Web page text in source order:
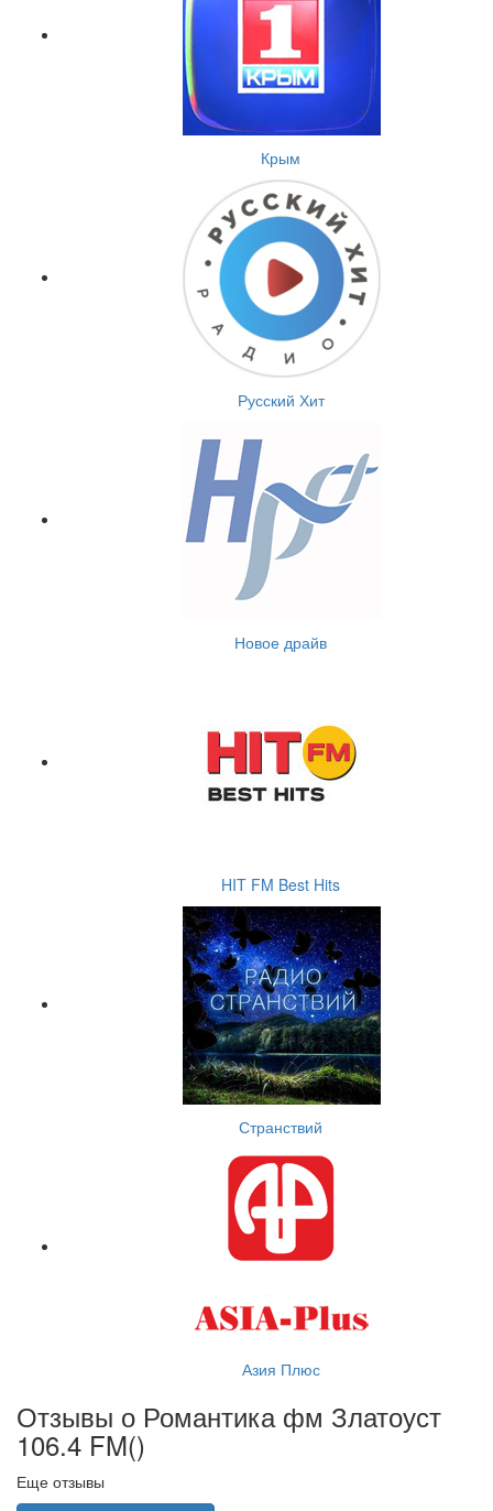
Крым
Русский Хит
Новое драйв
HIT FM Best Hits
Странствий
Азия Плюс
Отзывы о Романтика фм Златоуст
106.4 FM()
Еще отзывы